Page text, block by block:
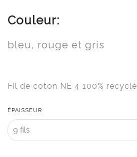
Couleur:
bleu, rouge et gris
Fil de coton NE 4 100% recyclé
ÉPAISSEUR